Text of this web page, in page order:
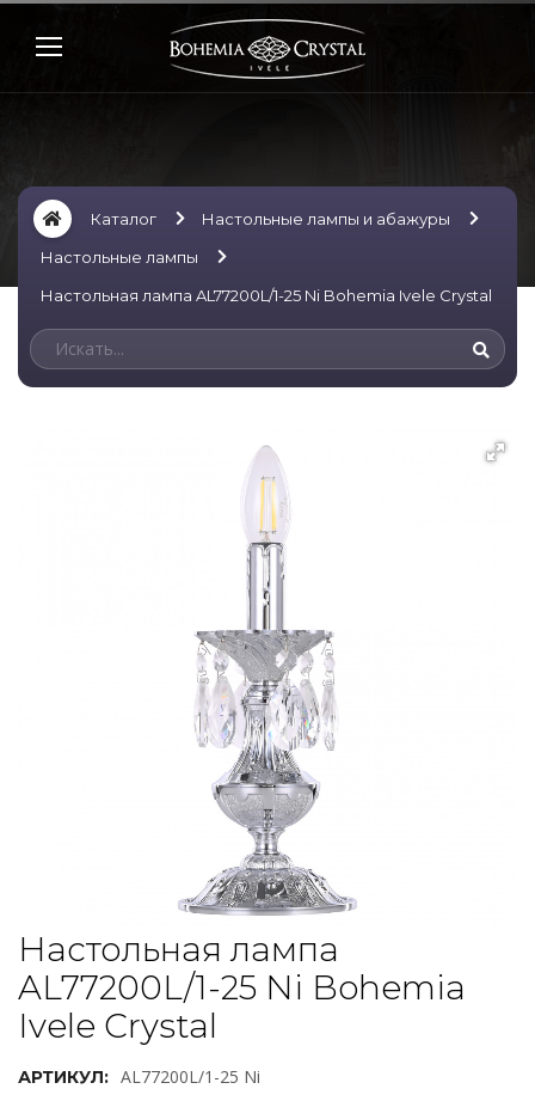
Каталог
Настольные лампы и абажуры
Настольные лампы
Настольная лампа AL77200L/1-25 Ni Bohemia Ivele Crystal
Настольная лампа
AL77200L/1-25 Ni Bohemia
Ivele Crystal
АРТИКУЛ: AL77200L/1-25 Ni